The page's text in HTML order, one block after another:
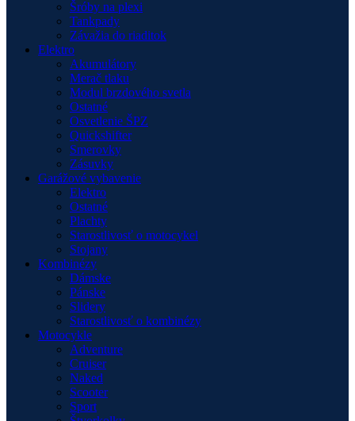
Šróby na plexi
Tankpady
Závažia do riaditok
Elektro
Akumulátory
Merač tlaku
Modul brzdového svetla
Ostatné
Osvetlenie ŠPZ
Quickshifter
Smerovky
Zásuvky
Garážové vybavenie
Elektro
Ostatné
Plachty
Starostlivosť o motocykel
Stojany
Kombinézy
Dámske
Pánske
Slidery
Starostlivosť o kombinézy
Motocykle
Adventure
Cruiser
Naked
Scooter
Sport